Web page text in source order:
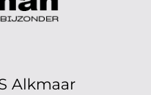
Alkmaar